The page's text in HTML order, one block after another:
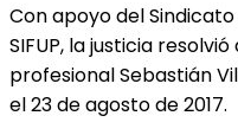
Con apoyo del
SIFUP, la justicia
profesional Sebastián
el 23 de agosto de 2017.